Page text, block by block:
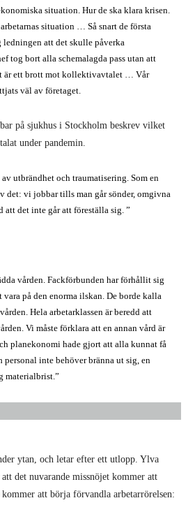
situation. Hur de ska klara krisen.
situation … Så snart de första
att det skulle påverka
tog bort alla schemalagda pass utan att
är ett brott mot kollektivavtalet … Vår
väl av företaget.
på sjukhus i Stockholm beskrev vilket
under pandemin.
utbrändhet och traumatisering. Som en
det: vi jobbar tills man går sönder, omgivna
att det inte går att föreställa sig. ”
vården. Fackförbunden har förhållit sig
på den enorma ilskan. De borde kalla
Hela arbetarklassen är beredd att
Vi måste förklara att en annan vård är
planekonomi hade gjort att alla kunnat få
inte behöver bränna ut sig, en
materialbrist.”
ytan, och letar efter ett utlopp. Ylva
det nuvarande missnöjet kommer att
att börja förvandla arbetarrörelsen: